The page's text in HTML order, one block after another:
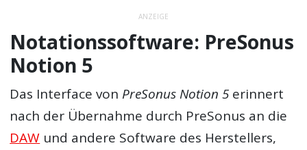
ANZEIGE
Notationssoftware: PreSonus
Notion 5
Das Interface von PreSonus Notion 5 erinnert
nach der Übernahme durch PreSonus an die
DAW und andere Software des Herstellers,